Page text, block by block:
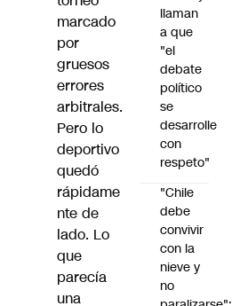
marcado
por
gruesos
errores
arbitrales.
Pero lo
deportivo
quedó
rápidame
nte de
lado. Lo
que
parecía
una
llaman
a que
"el
debate
político
se
desarrolle
con
respeto"
"Chile
debe
convivir
con la
nieve y
no